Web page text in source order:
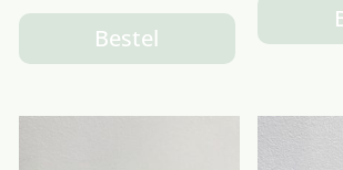
Bestel